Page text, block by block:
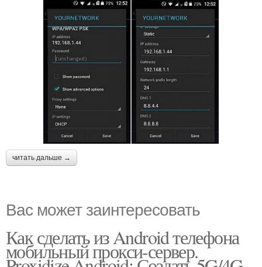
читать дальше →
Вас может заинтересовать
Как сделать из Android телефона
мобильный прокси-сервер.